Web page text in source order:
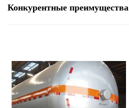
Конкурентные преимущества